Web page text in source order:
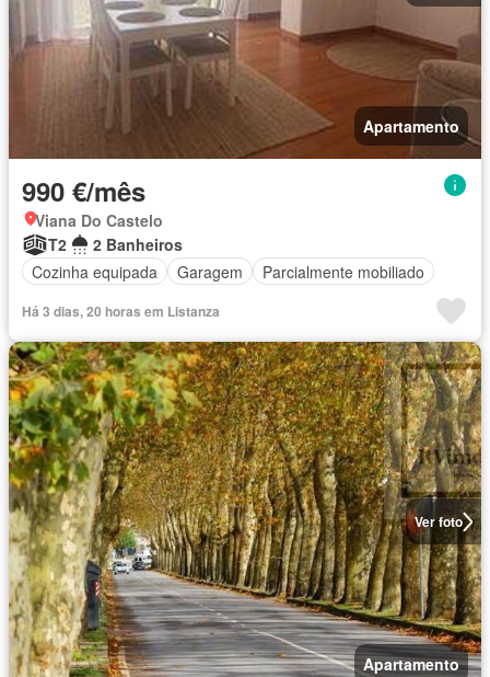
Apartamento
990 €/mês
Viana Do Castelo
T2
2 Banheiros
Cozinha equipada
Garagem Parcialmente mobiliado
Há 3 dias, 20 horas em Listanza
Ver foto
Apartamento